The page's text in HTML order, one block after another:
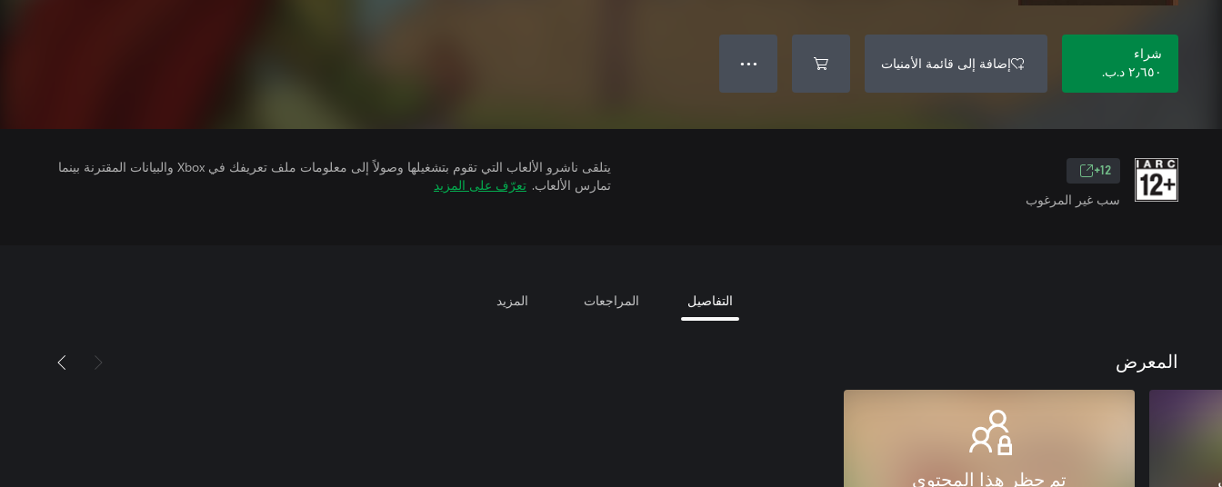
شراء
٢٫٦٥٠ د.ب.‏
إضافة إلى قائمة الأمنيات ● ● ●
12+
سب غير المرغوب
يتلقى ناشرو الألعاب التي تقوم بتشغيلها وصولاً إلى معلومات ملف تعريفك في Xbox والبيانات المقترنة بينما
تمارس الألعاب. تعرّف على المزيد
التفاصيل المراجعات المزيد
المعرض
تم حظر هذا المحتوى